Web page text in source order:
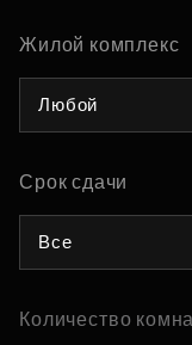
Жилой комплекс
Любой
Срок сдачи
Все
Количество